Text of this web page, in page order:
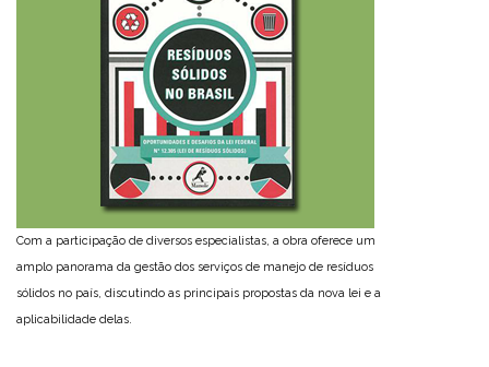
Com a participação de diversos especialistas, a obra oferece um
amplo panorama da gestão dos serviços de manejo de resíduos
sólidos no país, discutindo as principais propostas da nova lei e a
aplicabilidade delas.